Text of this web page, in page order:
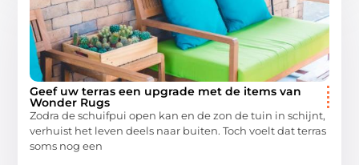
Geef uw terras een upgrade met de items van
Wonder Rugs
Zodra de schuifpui open kan en de zon de tuin in schijnt,
verhuist het leven deels naar buiten. Toch voelt dat terras
soms nog een